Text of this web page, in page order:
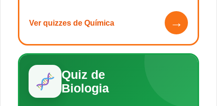
Ver quizzes de Química →
Quiz de
Biologia